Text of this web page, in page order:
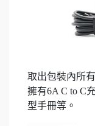
取出包裝內所
擁有6A C to C
型手冊等。